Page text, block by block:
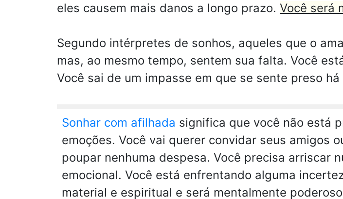
eles causem mais danos a longo prazo. Você será
Segundo intérpretes de sonhos, aqueles que o
mas, ao mesmo tempo, sentem sua falta. Você
Você sai de um impasse em que se sente preso
Sonhar com afilhada significa que você não está
emoções. Você vai querer convidar seus amigos
poupar nenhuma despesa. Você precisa arriscar
emocional. Você está enfrentando alguma
material e espiritual e será mentalmente